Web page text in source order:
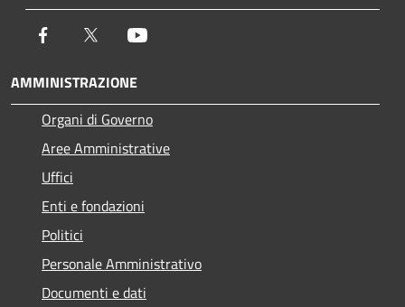
Facebook Twitter
AMMINISTRAZIONE
Organi di Governo
Aree Amministrative
Uffici
Enti e fondazioni
Politici
Personale Amministrativo
Documenti e dati